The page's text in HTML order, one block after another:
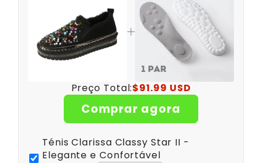
Preço Total:$91.99 USD
Comprar agora
Ténis Clarissa Classy Star II -
Elegante e Confortável